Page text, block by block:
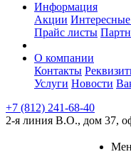
Информация
Акции Интересные
Прайс листы
О компании
Контакты
Услуги Новости
+7 (812) 241-68-40
2-я линия В.О., дом 37,